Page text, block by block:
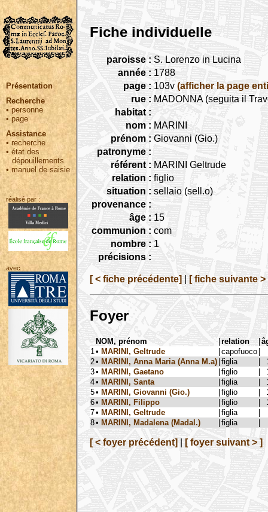
Présentation
Recherche
• personne
•page
Assistance
• recherche
•état des
dépouillements
•manuel de saisie
réalisé par :
avec :
Fiche individuelle
paroisse : S. Lorenzo in Lucina
année : 1788
page : 103v (afficher la page
rue : MADONNA (seguita il
habitat :
nom : MARINI
prénom : Giovanni (Gio.)
patronyme :
référent : MARINI Geltrude
relation : figlio
situation : sellaio (sell.o)
provenance :
âge : 15
communion : com
nombre : 1
précisions :
[ < fiche précédente] [ fiche suivante >
Foyer
NOM, prénom |relation |
1 • MARINI, Geltrude |capofuoco |
2• MARINI, Anna Maria (Anna M.a) |figlia |
3• MARINI, Gaetano |figlio |
4• MARINI, Santa |figlia |
5• MARINI, Giovanni (Gio.) |figlio |
6• MARINI, Filippo |figlio |
7• MARINI, Geltrude |figlia
|
8• MARINI, Madalena (Madal.) |figlia |
[ < foyer précédent] [ foyer suivant > ]